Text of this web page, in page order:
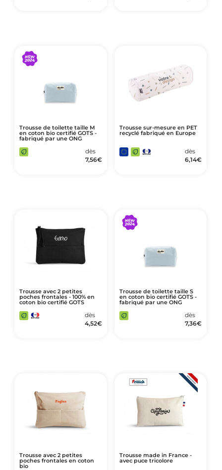
Trousse de toilette taille M
en coton bio certifié GOTS -
fabriqué par une ONG
dès
7,56€
Trousse sur-mesure en PET
recyclé fabriqué en Europe
dès
6,14€
Trousse avec 2 petites
poches frontales - 100% en
coton bio certifié GOTS
dès
4,52€
Trousse de toilette taille S
en coton bio certifié GOTS -
fabriqué par une ONG
dès
7,36€
Trousse avec 2 petites
poches frontales en coton
bio
Trousse made in France -
avec puce tricolore